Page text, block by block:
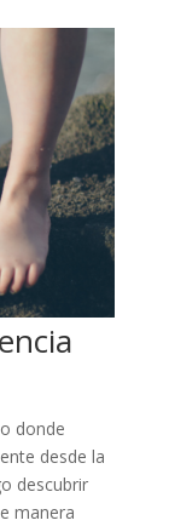
donde
desde la
descubrir
manera